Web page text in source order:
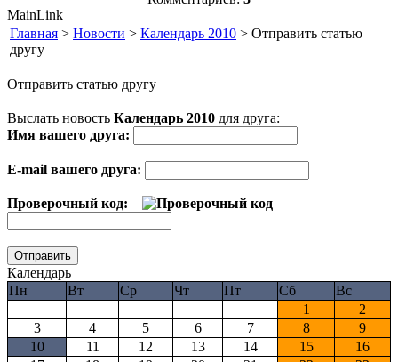
MainLink
Главная > Новости > Календарь 2010 > Отправить статью
другу
Отправить статью другу
Выслать новость Календарь 2010 для друга:
Имя вашего друга:
E-mail вашего друга:
Проверочный код:
Календарь
Пн
Вт Ср Чт Пт Сб
Вс
1
2
3
4 5 6 7 8
9
10
11 12 13 14 15
16